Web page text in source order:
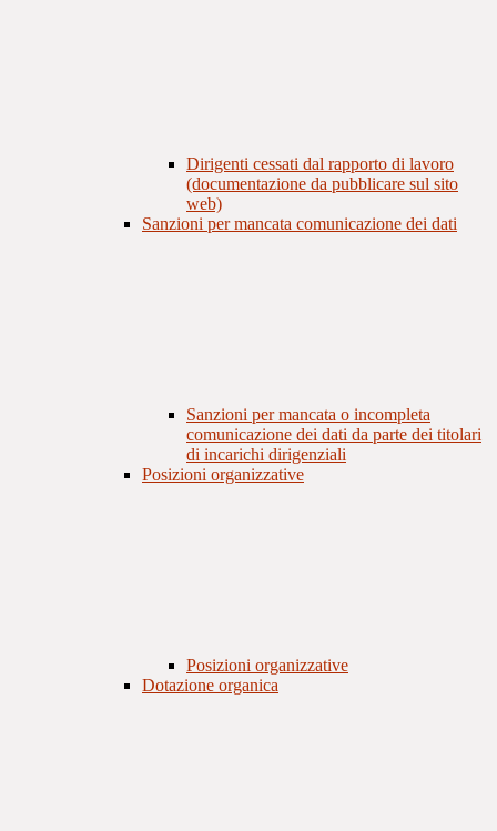
Dirigenti cessati dal rapporto di lavoro
(documentazione da pubblicare sul sito
web)
Sanzioni per mancata comunicazione dei dati
Sanzioni per mancata o incompleta
comunicazione dei dati da parte dei titolari
di incarichi dirigenziali
Posizioni organizzative
Posizioni organizzative
Dotazione organica